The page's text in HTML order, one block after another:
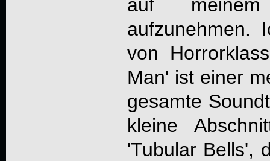
auf
aufzunehmen.
von
Man' ist einer
gesamte
kleine
'Tubular Bells',